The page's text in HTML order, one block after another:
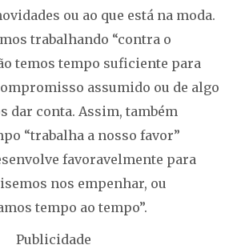
ou ao que está na moda.
trabalhando “contra o
temos tempo suficiente para
assumido ou de algo
dar conta. Assim, também
“trabalha a nosso favor”
favoravelmente para
nos empenhar, ou
tempo ao tempo”.
Publicidade